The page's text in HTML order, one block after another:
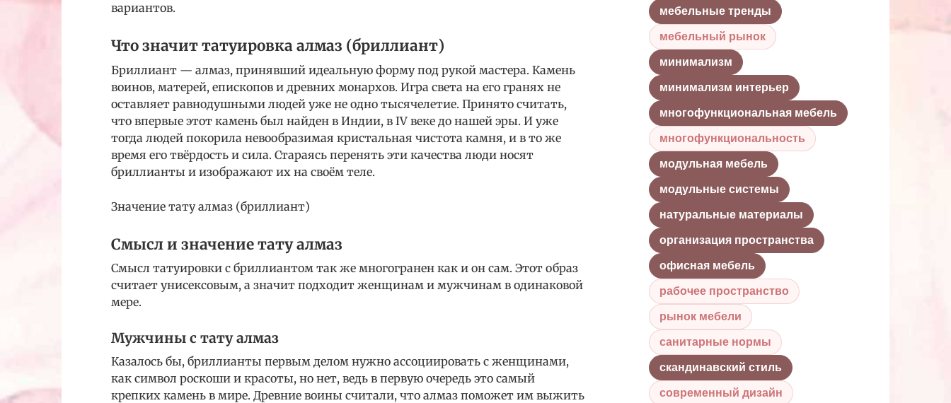
вариантов.
Что значит татуировка алмаз (бриллиант)
Бриллиант — алмаз, принявший идеальную форму под рукой мастера. Камень
воинов, матерей, епископов и древних монархов. Игра света на его гранях не
оставляет равнодушными людей уже не одно тысячелетие. Принято считать,
что впервые этот камень был найден в Индии, в IV веке до нашей эры. И уже
тогда людей покорила невообразимая кристальная чистота камня, и в то же
время его твёрдость и сила. Стараясь перенять эти качества люди носят
бриллианты и изображают их на своём теле.
Значение тату алмаз (бриллиант)
Смысл и значение тату алмаз
Смысл татуировки с бриллиантом так же многогранен как и он сам. Этот образ
считает унисексовым, а значит подходит женщинам и мужчинам в одинаковой
мере.
Мужчины с тату алмаз
Казалось бы, бриллианты первым делом нужно ассоциировать с женщинами,
как символ роскоши и красоты, но нет, ведь в первую очередь это самый
крепких камень в мире. Древние воины считали, что алмаз поможет им выжить
мебельные тренды
мебельный рынок
минимализм
минимализм интерьер
многофункциональная мебель
многофункциональность
модульная мебель
модульные системы
натуральные материалы
организация пространства
офисная мебель
рабочее пространство
рынок мебели
санитарные нормы
скандинавский стиль
современный дизайн